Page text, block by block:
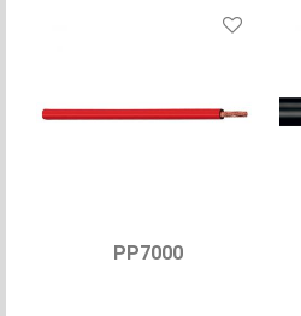
PP7000